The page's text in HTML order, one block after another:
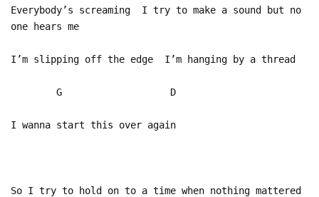
Everybody’s screaming I try to make a sound but no
one hears me
I’m slipping off the edge I’m hanging by a thread
G D
I wanna start this over again
So I try to hold on to a time when nothing mattered